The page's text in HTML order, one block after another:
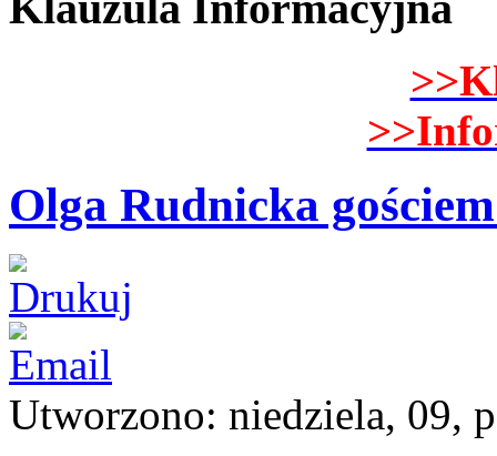
Olga Rudnicka
Utworzono: niedziela, 09,